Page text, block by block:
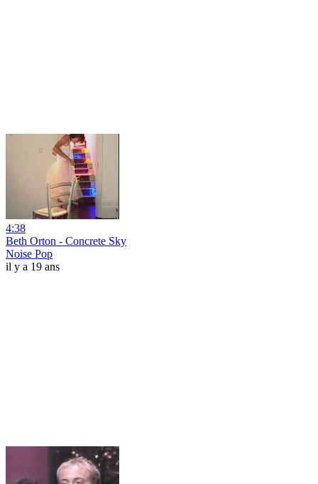
4:38
Beth Orton - Concrete Sky
Noise Pop
il y a 19 ans